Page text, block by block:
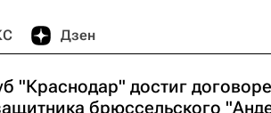
Дзен
"Краснодар" достиг
брюссельского